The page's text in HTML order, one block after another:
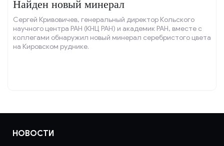
Найден новый минерал
Сергей Кривовичев, генеральный директор Кольского
научного центра РАН (КНЦ РАН) и академик РАН, вместе с
коллегами обнаружил новый минерал серебристого цвета
на Кировском руднике.
НОВОСТИ